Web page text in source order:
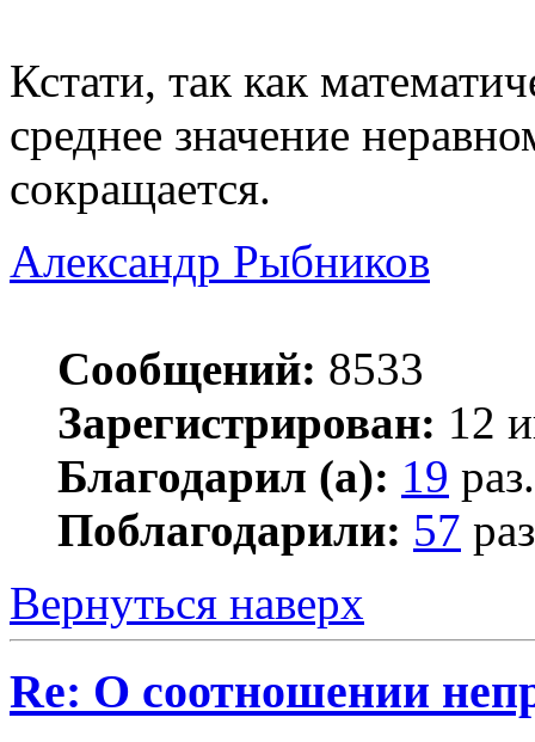
Кстати, так как
среднее значение
сокращается.
Александр Рыбников
Сообщений: 8533
Зарегистрирован: 12
Благодарил (а): 19 раз.
Поблагодарили: 57
Вернуться наверх
Re: О соотношении